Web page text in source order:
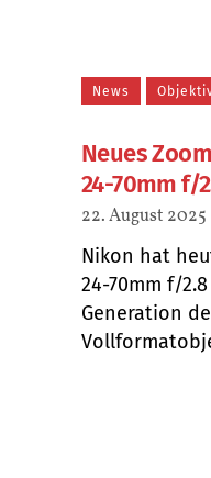
News
Neues
24-70mm f/
22. August 2025
Nikon hat
24-70mm f/
Generation